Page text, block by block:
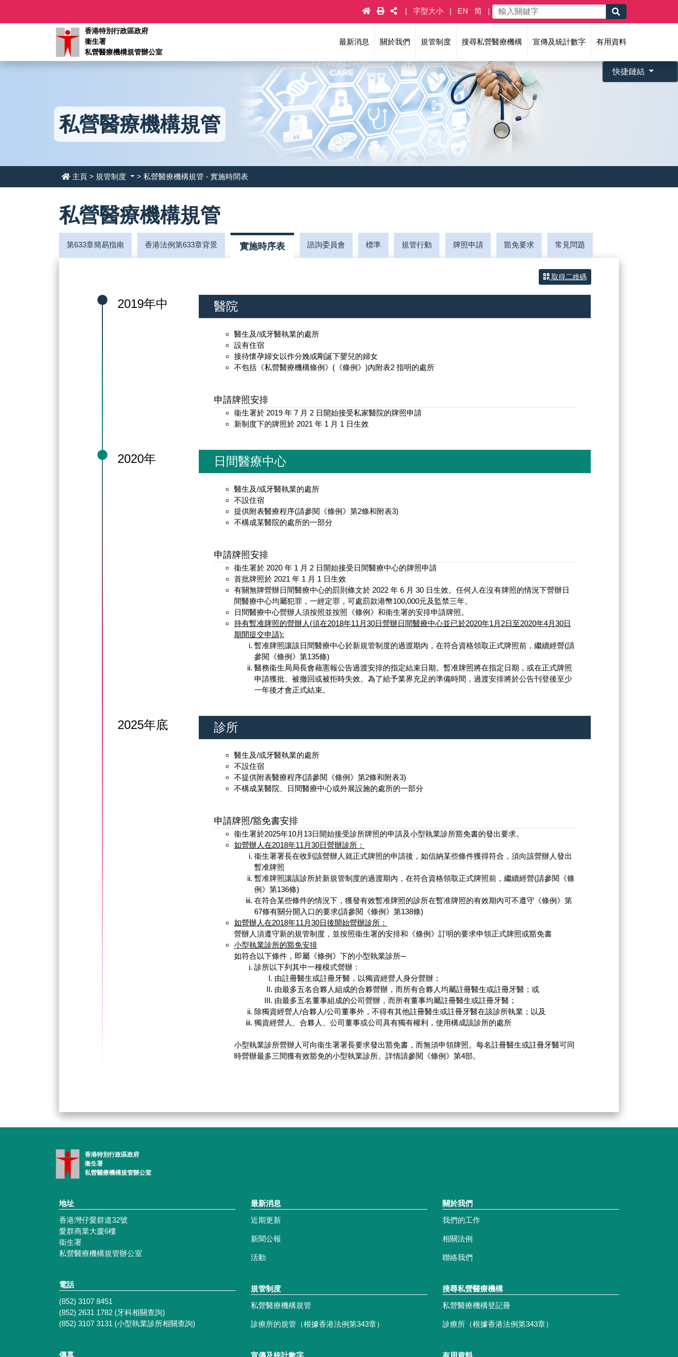
字型大小 EN 简
香港特別行政區政府
衞生署
私營醫療機構規管辦公室
最新消息 關於我們 規管制度 搜尋私營醫療機構 宣傳及統計數字 有用資料
快捷鏈結
私營醫療機構規管
主頁 > 規管制度 > 私營醫療機構規管 - 實施時間表
私營醫療機構規管
第633章簡易指南 香港法例第633章背景 實施時序表 諮詢委員會 標準 規管行動 牌照申請 豁免要求 常見問題
取得二維碼
2019年中 醫院
醫生及/或牙醫執業的處所
設有住宿
接待懷孕婦女以作分娩或剛誕下嬰兒的婦女
不包括《私營醫療機構條例》(《條例》)內附表2 指明的處所
申請牌照安排
衞生署於 2019 年 7 月 2 日開始接受私家醫院的牌照申請
新制度下的牌照於 2021 年 1 月 1 日生效
2020年 日間醫療中心
醫生及/或牙醫執業的處所
不設住宿
提供附表醫療程序(請參閱《條例》第2條和附表3)
不構成某醫院的處所的一部分
申請牌照安排
衞生署於 2020 年 1 月 2 日開始接受日間醫療中心的牌照申請
首批牌照於 2021 年 1 月 1 日生效
有關無牌營辦日間醫療中心的罰則條文於 2022 年 6 月 30 日生效。任何人在沒有牌照的情況下營辦日
間醫療中心均屬犯罪，一經定罪，可處罰款港幣100,000元及監禁三年。
日間醫療中心營辦人須按照並按照《條例》和衛生署的安排申請牌照。
持有暫准牌照的營辦人(須在2018年11月30日營辦日間醫療中心並已於2020年1月2日至2020年4月30日
期間提交申請):
暫准牌照讓該日間醫療中心於新規管制度的過渡期內，在符合資格領取正式牌照前，繼續經營(請
參閱《條例》第135條)
醫務衞生局局長會藉憲報公告過渡安排的指定結束日期。暫准牌照將在指定日期，或在正式牌照
申請獲批、被撤回或被拒時失效。為了給予業界充足的準備時間，過渡安排將於公告刊登後至少
一年後才會正式結束。
2025年底 診所
醫生及/或牙醫執業的處所
不設住宿
不提供附表醫療程序(請參閱《條例》第2條和附表3)
不構成某醫院、日間醫療中心或外展設施的處所的一部分
申請牌照/豁免書安排
衞生署於2025年10月13日開始接受診所牌照的申請及小型執業診所豁免書的發出要求。
如營辦人在2018年11月30日營辦診所：
衞生署署長在收到該營辦人就正式牌照的申請後，如信納某些條件獲得符合，須向該營辦人發出
暫准牌照
暫准牌照讓該診所於新規管制度的過渡期內，在符合資格領取正式牌照前，繼續經營(請參閱《條
例》第136條)
在符合某些條件的情況下，獲發有效暫准牌照的診所在暫准牌照的有效期內可不遵守《條例》第
67條有關分開入口的要求(請參閱《條例》第138條)
如營辦人在2018年11月30日後開始營辦診所：
營辦人須遵守新的規管制度，並按照衞生署的安排和《條例》訂明的要求申領正式牌照或豁免書
小型執業診所的豁免安排
如符合以下條件，即屬《條例》下的小型執業診所─
診所以下列其中一種模式營辦：
由註冊醫生或註冊牙醫，以獨資經營人身分營辦；
由最多五名合夥人組成的合夥營辦，而所有合夥人均屬註冊醫生或註冊牙醫；或
由最多五名董事組成的公司營辦，而所有董事均屬註冊醫生或註冊牙醫；
除獨資經營人/合夥人/公司董事外，不得有其他註冊醫生或註冊牙醫在該診所執業；以及
獨資經營人、合夥人、公司董事或公司具有獨有權利，使用構成該診所的處所
小型執業診所營辦人可向衞生署署長要求發出豁免書，而無須申領牌照。每名註冊醫生或註冊牙醫可同
時營辦最多三間獲有效豁免的小型執業診所。詳情請參閱《條例》第4部。
香港特別行政區政府
衞生署
私營醫療機構規管辦公室
地址
香港灣仔愛群道32號
愛群商業大廈6樓
衞生署
私營醫療機構規管辦公室
電話
(852) 3107 8451
(852) 2631 1782 (牙科相關查詢)
(852) 3107 3131 (小型執業診所相關查詢)
傳真
最新消息
近期更新
新聞公報
活動
關於我們
我們的工作
相關法例
聯絡我們
規管制度
私營醫療機構規管
診療所的規管（根據香港法例第343章）
搜尋私營醫療機構
私營醫療機構登記冊
診療所（根據香港法例第343章）